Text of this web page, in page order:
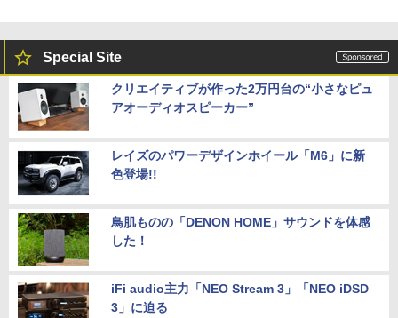
Special Site
クリエイティブが作った2万円台の“小さなピュ
アオーディオスピーカー”
レイズのパワーデザインホイール「M6」に新
色登場!!
鳥肌ものの「DENON HOME」サウンドを体感
した！
iFi audio主力「NEO Stream 3」「NEO iDSD
3」に迫る